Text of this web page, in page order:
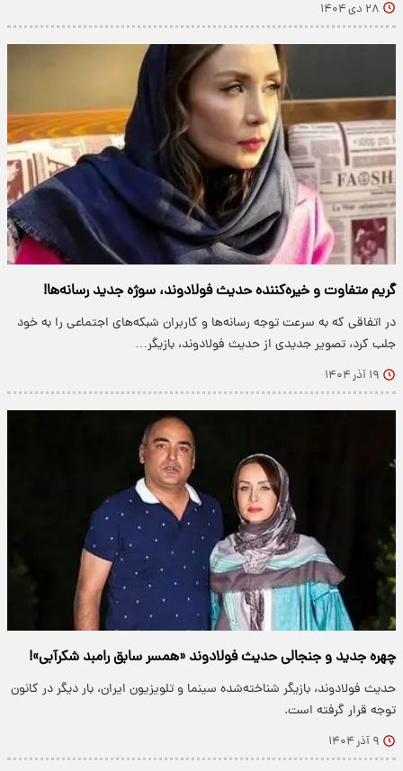
۲۸ دی ۱۴۰۴
گریم متفاوت و خیره‌کننده حدیث فولادوند، سوژه جدید رسانه‌ها!
در اتفاقی که به سرعت توجه رسانه‌ها و کاربران شبکه‌های اجتماعی را به خود
جلب کرد، تصویر جدیدی از حدیث فولادوند، بازیگر…
۱۹ آذر ۱۴۰۴
چهره جدید و جنجالی حدیث فولادوند «همسر سابق رامبد شکرآبی»!
حدیث فولادوند، بازیگر شناخته‌شده سینما و تلویزیون ایران، بار دیگر در کانون
توجه قرار گرفته است.
۹ آذر ۱۴۰۴